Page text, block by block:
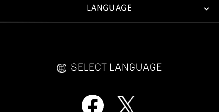
WEB COMICS
LANGUAGE
SELECT LANGUAGE